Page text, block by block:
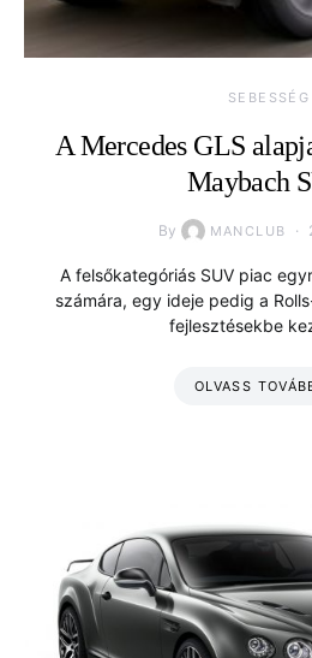
SEBESSÉG
A Mercedes GLS
Maybach
By MANCLUB
A felsőkategóriás SUV piac
számára, egy ideje pedig a
fejlesztésekbe
OLVASS